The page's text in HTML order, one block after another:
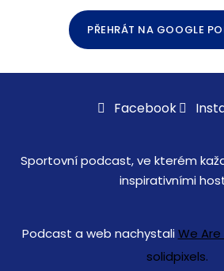
PŘEHRÁT NA GOOGLE
Facebook
Sportovní podcast, ve kterém
inspirativními
Podcast a web nachystaliWe
solidpixels.